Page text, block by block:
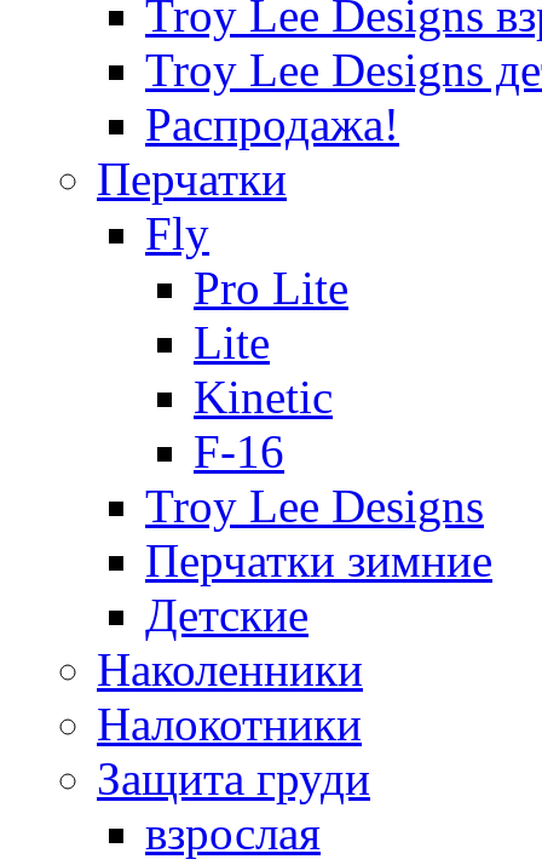
Troy Lee Designs
Troy Lee Designs
Распродажа!
Перчатки
Fly
Pro Lite
Lite
Kinetic
F-16
Troy Lee Designs
Перчатки зимние
Детские
Наколенники
Налокотники
Защита груди
взрослая